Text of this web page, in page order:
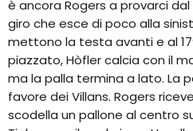
è ancora Rogers a provarci
giro che esce di poco alla
mettono la testa avanti e al
piazzato, Hòfler calcia con il
ma la palla termina a lato. La
favore dei Villans. Rogers
scodella un pallone al centro